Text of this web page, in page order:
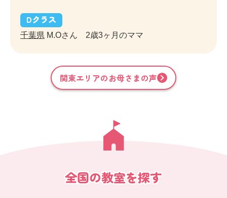
Dクラス
千葉県 M.Oさん 2歳3ヶ月のママ
関東エリアのお母さまの声
全国の教室を探す